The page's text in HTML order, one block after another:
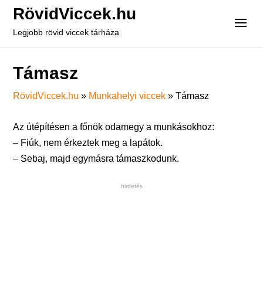
RövidViccek.hu
Legjobb rövid viccek tárháza
Támasz
RövidViccek.hu » Munkahelyi viccek »Támasz
Az útépítésen a főnök odamegy a munkásokhoz:
– Fiúk, nem érkeztek meg a lapátok.
– Sebaj, majd egymásra támaszkodunk.
hirdetés